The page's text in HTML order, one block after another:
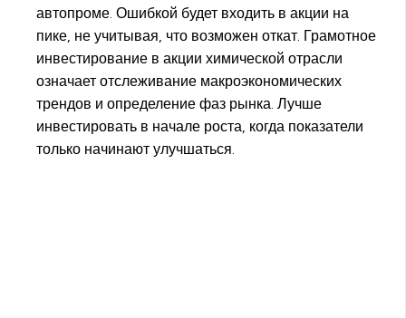
автопроме. Ошибкой будет входить в акции на
пике, не учитывая, что возможен откат. Грамотное
инвестирование в акции химической отрасли
означает отслеживание макроэкономических
трендов и определение фаз рынка. Лучше
инвестировать в начале роста, когда показатели
только начинают улучшаться.